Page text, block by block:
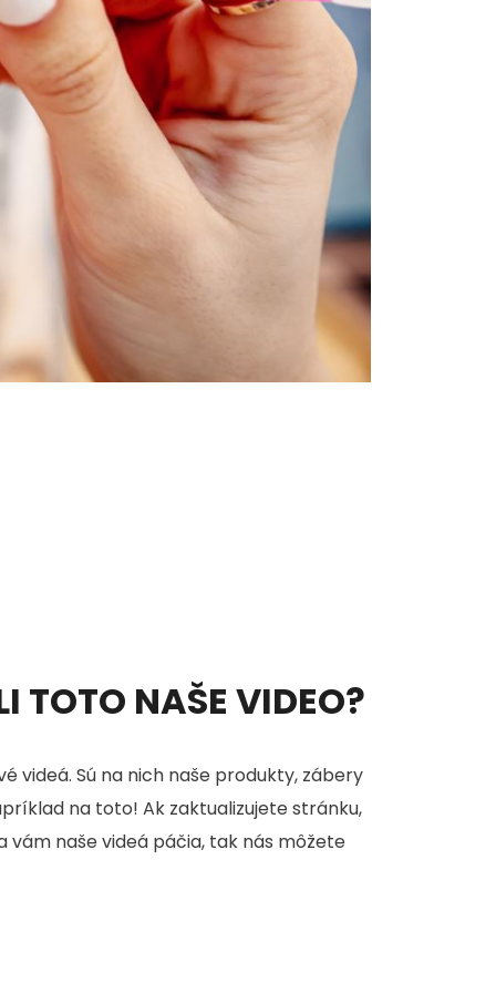
TOTO NAŠE VIDEO?
videá. Sú na nich naše produkty, zábery
na toto! Ak zaktualizujete stránku,
vám naše videá páčia, tak nás môžete